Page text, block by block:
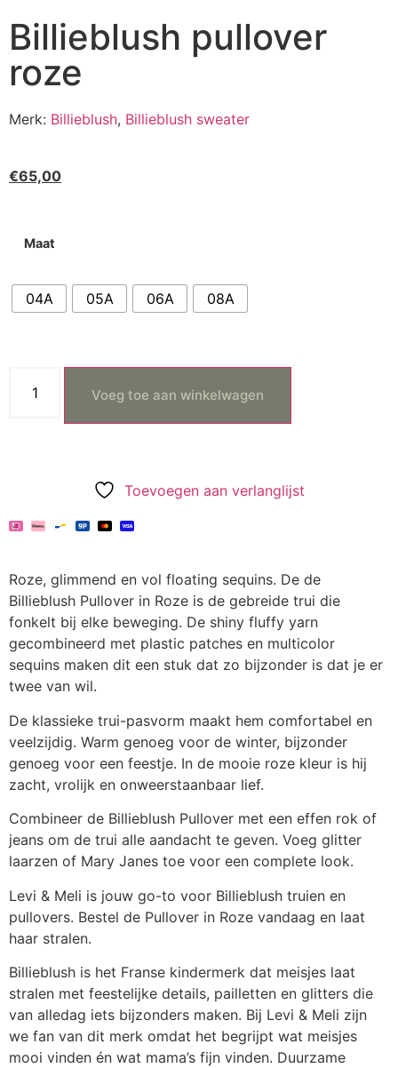
Billieblush pullover
roze
Merk: Billieblush, Billieblush sweater
€65,00
Maat
04A 05A 06A 08A
Voeg toe aan winkelwagen
Toevoegen aan verlanglijst
Roze, glimmend en vol floating sequins. De de
Billieblush Pullover in Roze is de gebreide trui die
fonkelt bij elke beweging. De shiny fluffy yarn
gecombineerd met plastic patches en multicolor
sequins maken dit een stuk dat zo bijzonder is dat je er
twee van wil.
De klassieke trui-pasvorm maakt hem comfortabel en
veelzijdig. Warm genoeg voor de winter, bijzonder
genoeg voor een feestje. In de mooie roze kleur is hij
zacht, vrolijk en onweerstaanbaar lief.
Combineer de Billieblush Pullover met een effen rok of
jeans om de trui alle aandacht te geven. Voeg glitter
laarzen of Mary Janes toe voor een complete look.
Levi & Meli is jouw go-to voor Billieblush truien en
pullovers. Bestel de Pullover in Roze vandaag en laat
haar stralen.
Billieblush is het Franse kindermerk dat meisjes laat
stralen met feestelijke details, pailletten en glitters die
van alledag iets bijzonders maken. Bij Levi & Meli zijn
we fan van dit merk omdat het begrijpt wat meisjes
mooi vinden én wat mama’s fijn vinden. Duurzame